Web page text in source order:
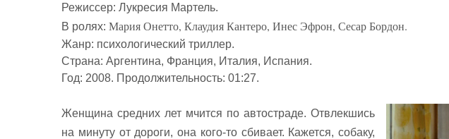
Режиссер: Лукресия Мартель.
В ролях: Мария Онетто, Клаудия Кантеро, Инес Эфрон, Сесар Бордон.
Жанр: психологический триллер.
Страна: Аргентина, Франция, Италия, Испания.
Год: 2008. Продолжительность: 01:27.
Женщина средних лет мчится по автостраде. Отвлекшись
на минуту от дороги, она кого-то сбивает. Кажется, собаку,